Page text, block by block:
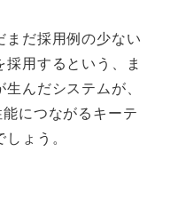
まだ採用例の少ない
用するという、ま
んだシステムが、
につながるキーテ
ょう。